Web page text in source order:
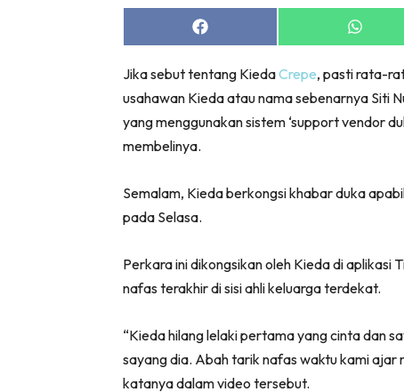
Share
on
Share
on
Jika sebut tentang KiedaCrepe, pasti rata-
usahawan Kieda atau nama sebenarnya Siti
yang menggunakan sistem ‘support vendor
membelinya.
Semalam, Kieda berkongsi khabar duka
pada Selasa.
Perkara ini dikongsikan oleh Kieda di
nafas terakhir di sisi ahli keluarga terdekat.
“Kieda hilang lelaki pertama yang cinta dan
sayang dia. Abah tarik nafas waktu kami ajar
katanya dalam video tersebut.